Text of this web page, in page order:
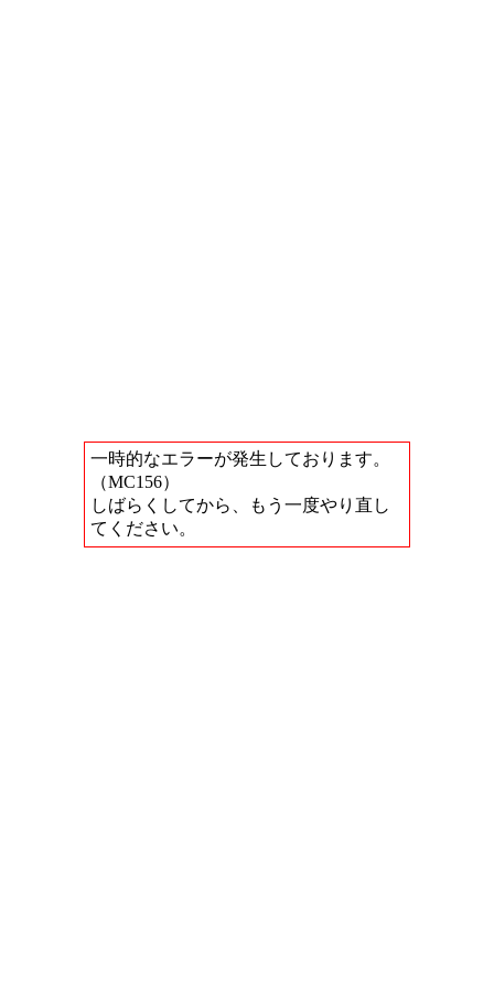
一時的なエラーが発生しております。
（MC156）
しばらくしてから、もう一度やり直し
てください。